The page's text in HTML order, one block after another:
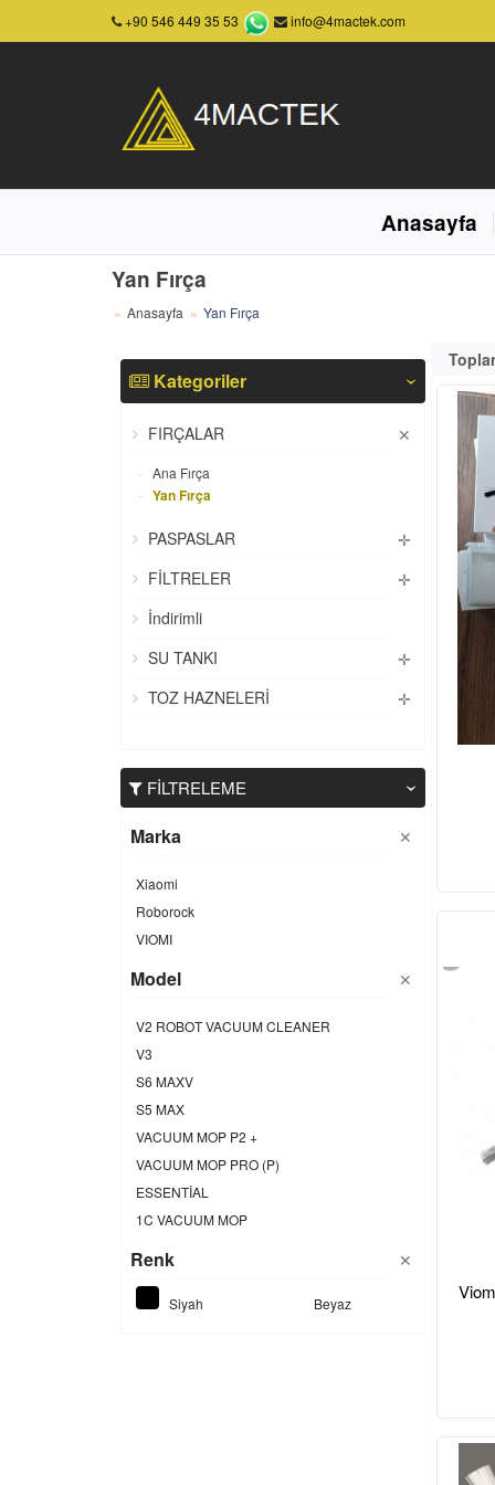
+90 546 449 35 53 info@4mactek.com
Anasayfa
Yan Fırça
Anasayfa Yan Fırça
Kategoriler ‹
FIRÇALAR ✕
Ana Fırça
Yan Fırça
PASPASLAR ✛
FİLTRELER ✛
İndirimli
SU TANKI
✛
TOZ HAZNELERİ ✛
FİLTRELEME ‹
Marka ✕
Xiaomi
Roborock
VIOMI
Model ✕
V2 ROBOT VACUUM CLEANER
V3
S6 MAXV
S5 MAX
VACUUM MOP P2 +
VACUUM MOP PRO (P)
ESSENTİAL
1C VACUUM MOP
Renk ✕
Siyah Beyaz